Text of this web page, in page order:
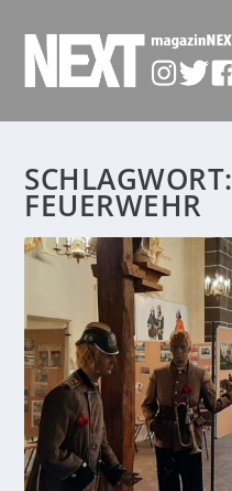
SCHLAGWORT:
FEUERWEHR